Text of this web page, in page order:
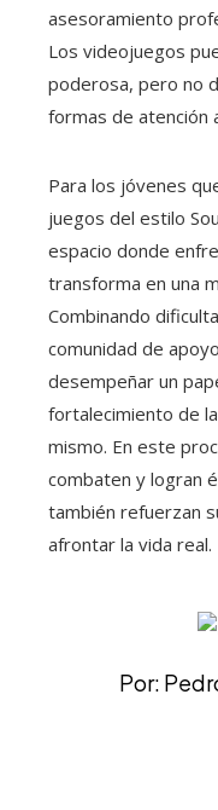
asesoramiento
Los videojuegos
poderosa, pero no
formas de atención
Para los jóvenes
juegos del estilo
espacio donde
transforma en una
Combinando
comunidad de
desempeñar un
fortalecimiento de
mismo. En este
combaten y logran
también refuerzan
afrontar la vida real.
Por: